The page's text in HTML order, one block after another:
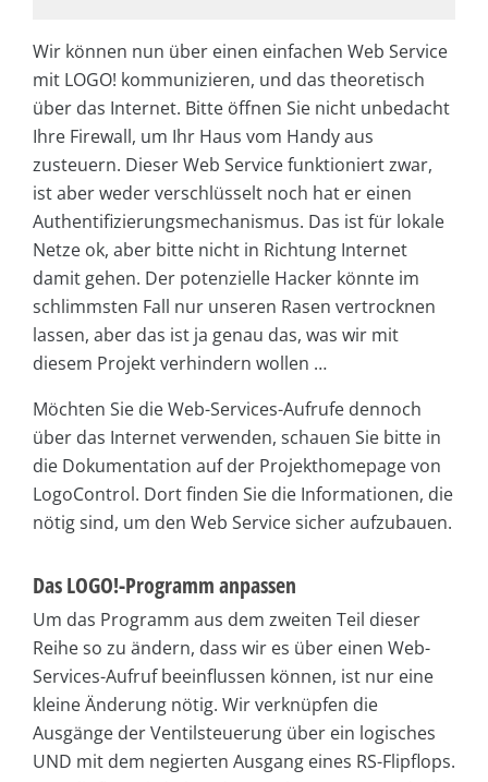
Wir können nun über einen einfachen Web Service
mit LOGO! kommunizieren, und das theoretisch
über das Internet. Bitte öffnen Sie nicht unbedacht
Ihre Firewall, um Ihr Haus vom Handy aus
zusteuern. Dieser Web Service funktioniert zwar,
ist aber weder verschlüsselt noch hat er einen
Authentifizierungsmechanismus. Das ist für lokale
Netze ok, aber bitte nicht in Richtung Internet
damit gehen. Der potenzielle Hacker könnte im
schlimmsten Fall nur unseren Rasen vertrocknen
lassen, aber das ist ja genau das, was wir mit
diesem Projekt verhindern wollen …
Möchten Sie die Web-Services-Aufrufe dennoch
über das Internet verwenden, schauen Sie bitte in
die Dokumentation auf der Projekthomepage von
LogoControl. Dort finden Sie die Informationen, die
nötig sind, um den Web Service sicher aufzubauen.
Das LOGO!-Programm anpassen
Um das Programm aus dem zweiten Teil dieser
Reihe so zu ändern, dass wir es über einen Web-
Services-Aufruf beeinflussen können, ist nur eine
kleine Änderung nötig. Wir verknüpfen die
Ausgänge der Ventilsteuerung über ein logisches
UND mit dem negierten Ausgang eines RS-Flipflops.